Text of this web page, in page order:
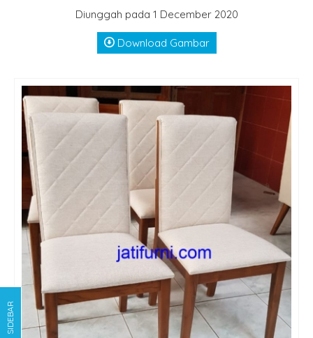
Diunggah pada 1 December 2020
Download Gambar
SIDEBAR